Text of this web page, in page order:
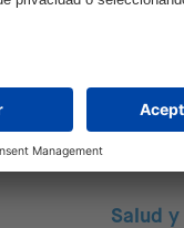
Salud